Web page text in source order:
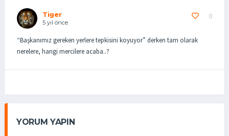
Tiger
5 yıl önce
0
“Başkanımız gereken yerlere tepkisini koyuyor” derken tam olarak
nerelere, hangi mercilere acaba..?
YORUM YAPIN